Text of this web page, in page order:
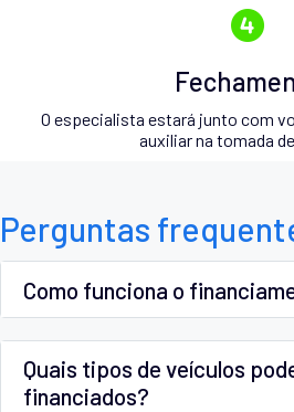
O especialista estará junto com
auxiliar na tomada
Perguntas
Como funciona o
Quais tipos de veículos
financiados?